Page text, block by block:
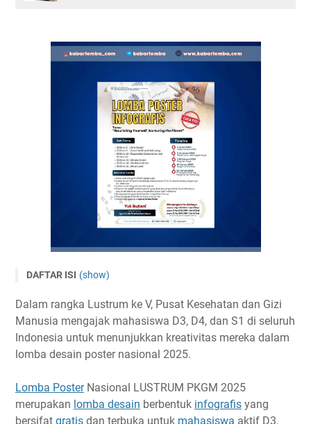
DAFTAR ISI (show)
Tema dan Subtema
Timeline
Ketentuan Peserta
Biaya Pendaftaran
Hadiah
Dalam rangka Lustrum ke V, Pusat Kesehatan dan Gizi
Manusia mengajak mahasiswa D3, D4, dan S1 di seluruh
Indonesia untuk menunjukkan kreativitas mereka dalam
lomba desain poster nasional 2025.
Lomba PosterNasional LUSTRUM PKGM 2025
merupakan lomba desain berbentuk infografis yang
bersifat gratis dan terbuka untuk mahasiswa aktif D3,